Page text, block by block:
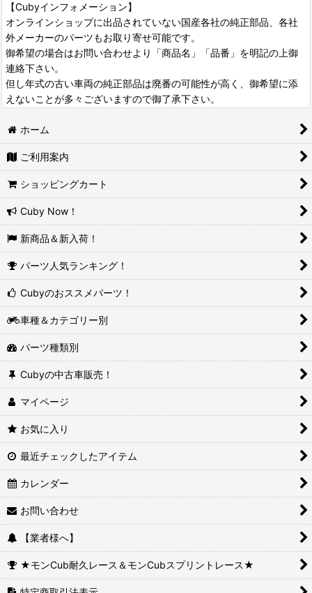
【Cubyインフォメーション】
オンラインショップに出品されていない国産各社の純正部品、各社
外メーカーのパーツもお取り寄せ可能です。
御希望の場合はお問い合わせより「商品名」「品番」を明記の上御
連絡下さい。
但し年式の古い車両の純正部品は廃番の可能性が高く、御希望に添
えないことが多々ございますので御了承下さい。
ホーム
ご利用案内
ショッピングカート
Cuby Now！
新商品＆新入荷！
パーツ人気ランキング！
Cubyのおススメパーツ！
車種＆カテゴリー別
パーツ種類別
Cubyの中古車販売！
マイページ
お気に入り
最近チェックしたアイテム
カレンダー
お問い合わせ
【業者様へ】
★モンCub耐久レース＆モンCubスプリントレース★